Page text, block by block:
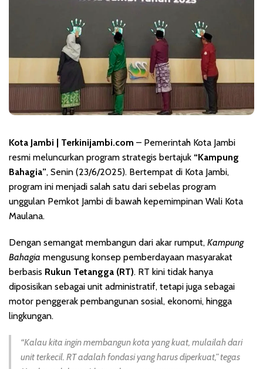
Kota Jambi | Terkinijambi.com – Pemerintah Kota Jambi
resmi meluncurkan program strategis bertajuk “Kampung
Bahagia”, Senin (23/6/2025). Bertempat di Kota Jambi,
program ini menjadi salah satu dari sebelas program
unggulan Pemkot Jambi di bawah kepemimpinan Wali Kota
Maulana.
Dengan semangat membangun dari akar rumput, Kampung
Bahagia mengusung konsep pemberdayaan masyarakat
berbasis Rukun Tetangga (RT). RT kini tidak hanya
diposisikan sebagai unit administratif, tetapi juga sebagai
motor penggerak pembangunan sosial, ekonomi, hingga
lingkungan.
“Kalau kita ingin membangun kota yang kuat, mulailah dari
unit terkecil. RT adalah fondasi yang harus diperkuat,”tegas